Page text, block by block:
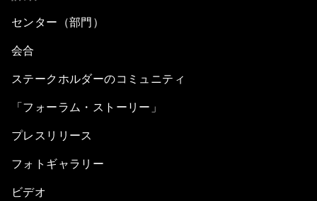
センター（部門）
会合
ステークホルダーのコミュニティ
「フォーラム・ストーリー」
プレスリリース
フォトギャラリー
ビデオ